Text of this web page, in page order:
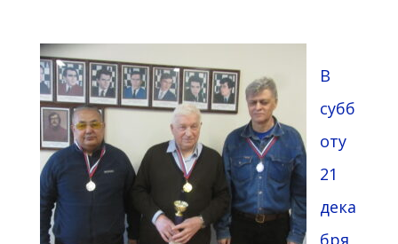
В
субб
оту
21
дека
бря